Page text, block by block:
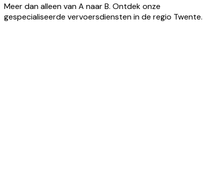
Meer dan alleen van A naar B. Ontdek onze
gespecialiseerde vervoersdiensten in de regio Twente.